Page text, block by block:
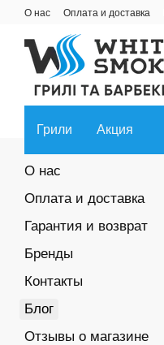
Перейти к основному
О нас Оплата и доставка
Грили Акция
О нас
Оплата и доставка
Гарантия и возврат
Бренды
Контакты
Блог
Отзывы о магазине